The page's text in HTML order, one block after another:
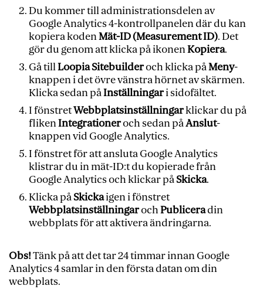
Du kommer till administrationsdelen av
Google Analytics 4-kontrollpanelen där du kan
kopiera kodenMät-ID (Measurement ID). Det
gör du genom att klicka på ikonenKopiera.
Gå tillLoopia Sitebuilderoch klicka påMeny-
knappen i det övre vänstra hörnet av skärmen.
Klicka sedan påInställningari sidofältet.
I fönstretWebbplatsinställningarklickar du på
flikenIntegrationeroch sedan påAnslut-
knappen vid Google Analytics.
I fönstret för att ansluta Google Analytics
klistrar du in mät-ID:t du kopierade från
Google Analytics och klickar påSkicka.
Klicka påSkickaigen i fönstret
WebbplatsinställningarochPubliceradin
webbplats för att aktivera ändringarna.
Obs!Tänk på att det tar 24 timmar innan Google
Analytics 4 samlar in den första datan om din
webbplats.